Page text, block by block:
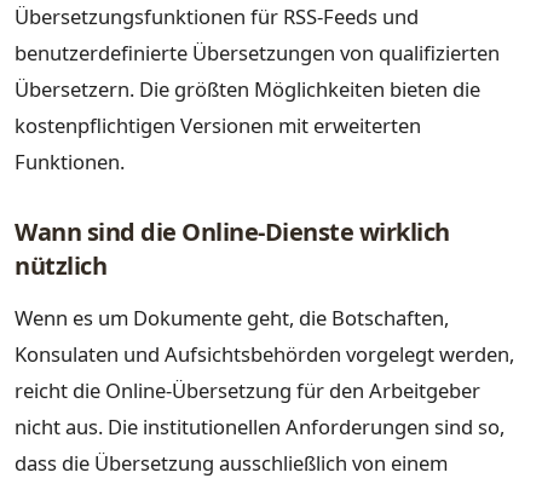
Übersetzungsfunktionen für RSS-Feeds und
benutzerdefinierte Übersetzungen von qualifizierten
Übersetzern. Die größten Möglichkeiten bieten die
kostenpflichtigen Versionen mit erweiterten
Funktionen.
Wann sind die Online-Dienste wirklich
nützlich
Wenn es um Dokumente geht, die Botschaften,
Konsulaten und Aufsichtsbehörden vorgelegt werden,
reicht die Online-Übersetzung für den Arbeitgeber
nicht aus. Die institutionellen Anforderungen sind so,
dass die Übersetzung ausschließlich von einem